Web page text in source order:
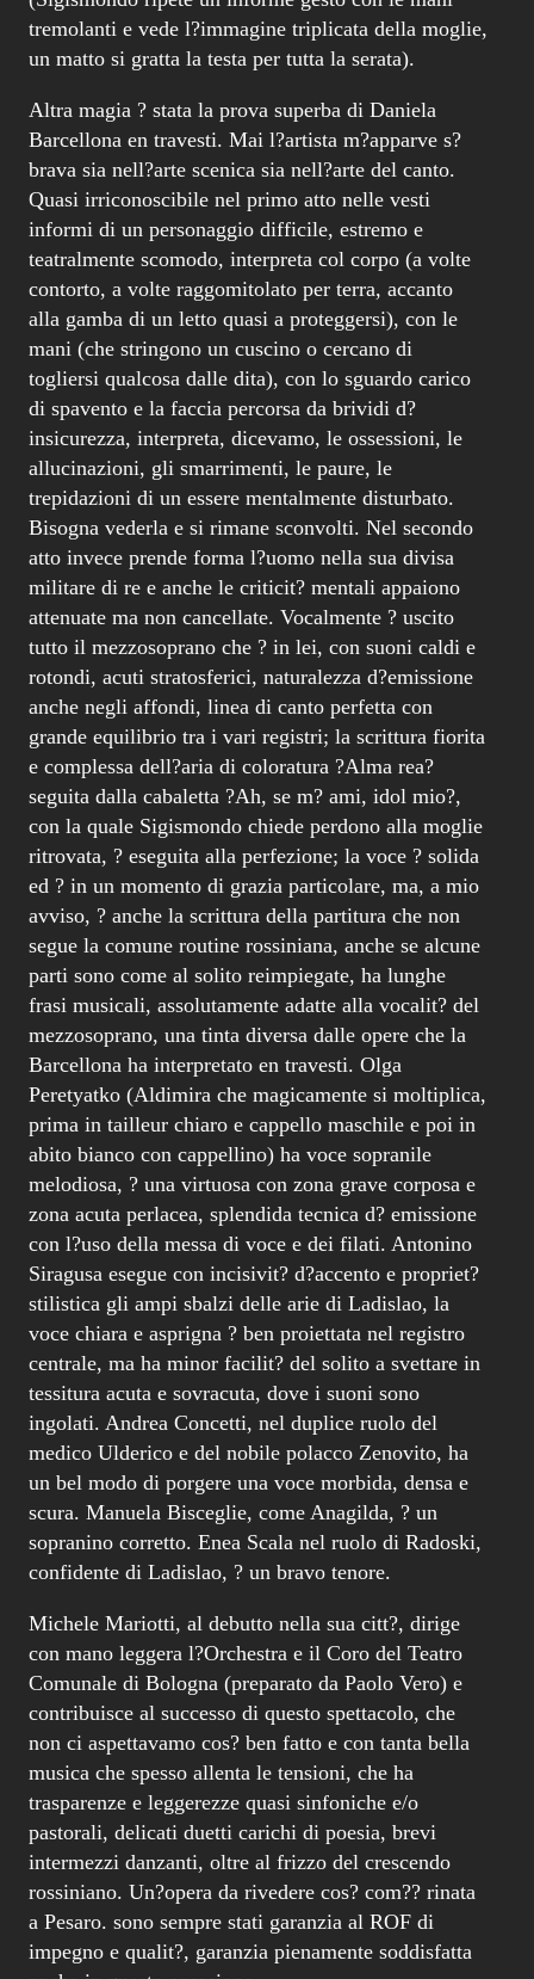
tremolanti e vede l?immagine triplicata della moglie,
un matto si gratta la testa per tutta la serata).
Altra magia ? stata la prova superba di Daniela
Barcellona en travesti. Mai l?artista m?apparve s?
brava sia nell?arte scenica sia nell?arte del canto.
Quasi irriconoscibile nel primo atto nelle vesti
informi di un personaggio difficile, estremo e
teatralmente scomodo, interpreta col corpo (a volte
contorto, a volte raggomitolato per terra, accanto
alla gamba di un letto quasi a proteggersi), con le
mani (che stringono un cuscino o cercano di
togliersi qualcosa dalle dita), con lo sguardo carico
di spavento e la faccia percorsa da brividi d?
insicurezza, interpreta, dicevamo, le ossessioni, le
allucinazioni, gli smarrimenti, le paure, le
trepidazioni di un essere mentalmente disturbato.
Bisogna vederla e si rimane sconvolti. Nel secondo
atto invece prende forma l?uomo nella sua divisa
militare di re e anche le criticit? mentali appaiono
attenuate ma non cancellate. Vocalmente ? uscito
tutto il mezzosoprano che ? in lei, con suoni caldi e
rotondi, acuti stratosferici, naturalezza d?emissione
anche negli affondi, linea di canto perfetta con
grande equilibrio tra i vari registri; la scrittura fiorita
e complessa dell?aria di coloratura ?Alma rea?
seguita dalla cabaletta ?Ah, se m? ami, idol mio?,
con la quale Sigismondo chiede perdono alla moglie
ritrovata, ? eseguita alla perfezione; la voce ? solida
ed ? in un momento di grazia particolare, ma, a mio
avviso, ? anche la scrittura della partitura che non
segue la comune routine rossiniana, anche se alcune
parti sono come al solito reimpiegate, ha lunghe
frasi musicali, assolutamente adatte alla vocalit? del
mezzosoprano, una tinta diversa dalle opere che la
Barcellona ha interpretato en travesti. Olga
Peretyatko (Aldimira che magicamente si moltiplica,
prima in tailleur chiaro e cappello maschile e poi in
abito bianco con cappellino) ha voce sopranile
melodiosa, ? una virtuosa con zona grave corposa e
zona acuta perlacea, splendida tecnica d? emissione
con l?uso della messa di voce e dei filati. Antonino
Siragusa esegue con incisivit? d?accento e propriet?
stilistica gli ampi sbalzi delle arie di Ladislao, la
voce chiara e asprigna ? ben proiettata nel registro
centrale, ma ha minor facilit? del solito a svettare in
tessitura acuta e sovracuta, dove i suoni sono
ingolati. Andrea Concetti, nel duplice ruolo del
medico Ulderico e del nobile polacco Zenovito, ha
un bel modo di porgere una voce morbida, densa e
scura. Manuela Bisceglie, come Anagilda, ? un
sopranino corretto. Enea Scala nel ruolo di Radoski,
confidente di Ladislao, ? un bravo tenore.
Michele Mariotti, al debutto nella sua citt?, dirige
con mano leggera l?Orchestra e il Coro del Teatro
Comunale di Bologna (preparato da Paolo Vero) e
contribuisce al successo di questo spettacolo, che
non ci aspettavamo cos? ben fatto e con tanta bella
musica che spesso allenta le tensioni, che ha
trasparenze e leggerezze quasi sinfoniche e/o
pastorali, delicati duetti carichi di poesia, brevi
intermezzi danzanti, oltre al frizzo del crescendo
rossiniano. Un?opera da rivedere cos? com?? rinata
a Pesaro. sono sempre stati garanzia al ROF di
impegno e qualit?, garanzia pienamente soddisfatta